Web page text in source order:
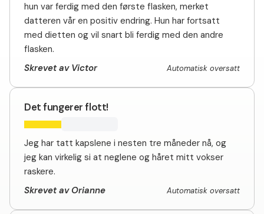
hun var ferdig med den første flasken, merket
datteren vår en positiv endring. Hun har fortsatt
med dietten og vil snart bli ferdig med den andre
flasken.
Skrevet av Victor
Automatisk oversatt
Det fungerer flott!
Jeg har tatt kapslene i nesten tre måneder nå, og
jeg kan virkelig si at neglene og håret mitt vokser
raskere.
Skrevet av Orianne
Automatisk oversatt